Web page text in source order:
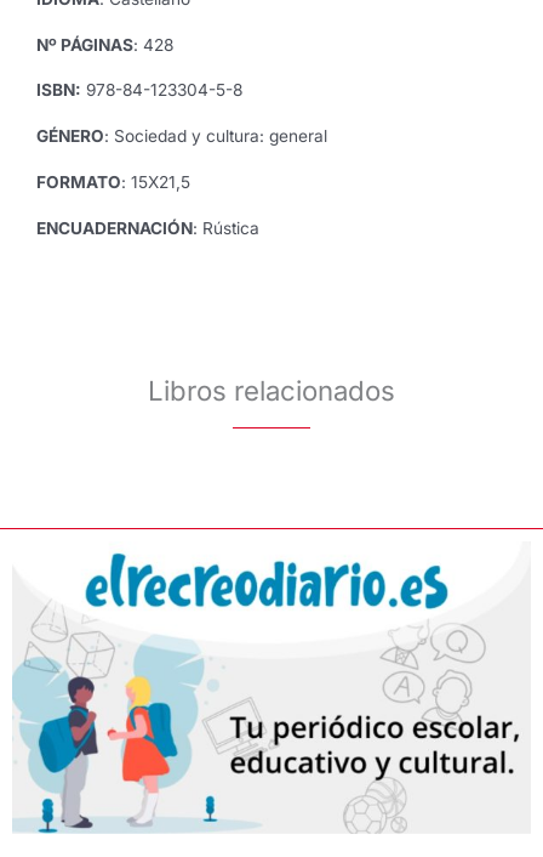
Nº PÁGINAS: 428
ISBN: 978-84-123304-5-8
GÉNERO: Sociedad y cultura: general
FORMATO: 15X21,5
ENCUADERNACIÓN: Rústica
Libros relacionados